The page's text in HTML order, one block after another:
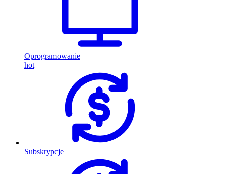
Oprogramowanie
hot
Subskrypcje